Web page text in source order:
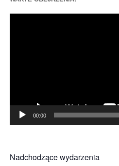
00:00
Nadchodzące wydarzenia